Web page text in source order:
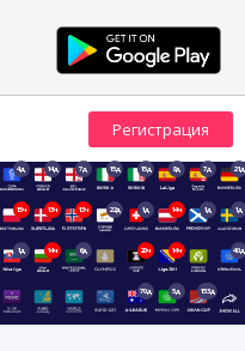
4д 14д 7д 15д 15д 8д 7д 21д
15ч 13ч 13ч 22д 1д 14ч 1д 1д
1д 14ч 6д 20ч 14ч 40д
70д 5д 153д